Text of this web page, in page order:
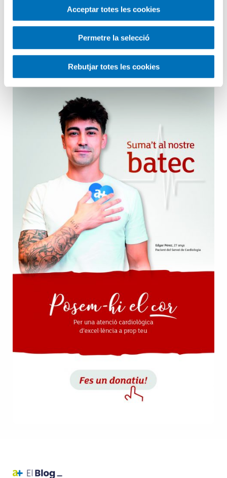
Acceptar totes les cookies
Permetre la selecció
Rebutjar totes les cookies